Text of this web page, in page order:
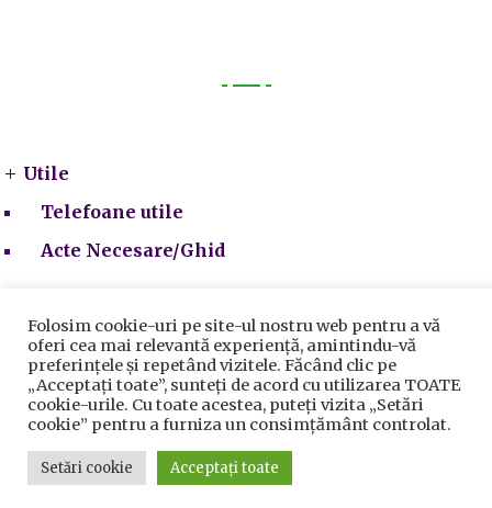
Utile
Telefoane utile
Acte Necesare/Ghid
Folosim cookie-uri pe site-ul nostru web pentru a vă
oferi cea mai relevantă experiență, amintindu-vă
preferințele și repetând vizitele. Făcând clic pe
„Acceptați toate”, sunteți de acord cu utilizarea TOATE
cookie-urile. Cu toate acestea, puteți vizita „Setări
cookie” pentru a furniza un consimțământ controlat.
Setări cookie Acceptați toate